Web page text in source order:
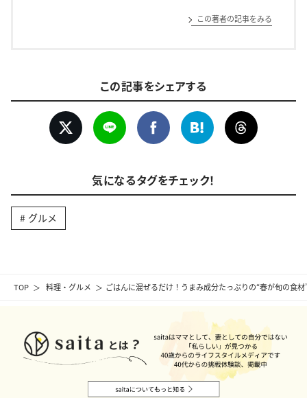
TOP 料理・グルメ ごはんに混ぜるだけ！うまみ成分たっぷりの“春が旬の食材
この著者の記事をみる
この記事をシェアする
気になるタグをチェック！
グルメ